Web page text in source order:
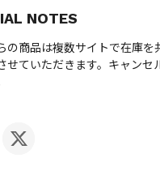
NOTES
の商品は複数サイトで在庫を
せていただきます。キャンセ